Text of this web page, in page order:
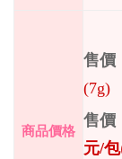
商品價格
售價
(7g)
售價
元/包